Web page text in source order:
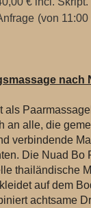
(von
nach
als
an alle, die
verbindende
Die Nuad Bo
thailändische
auf dem
achtsame